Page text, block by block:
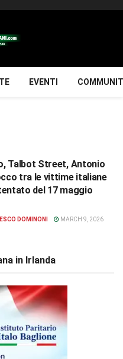
EVENTI
Talbot Street, Antonio
tra le vittime italiane
del 17 maggio
DOMINONI MARCH 9, 2026
in Irlanda